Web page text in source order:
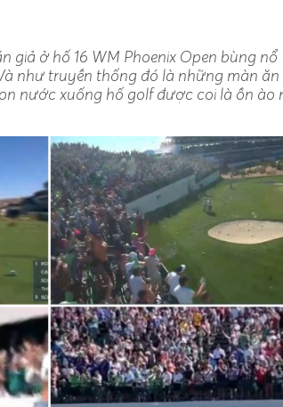
giả ở hố 16 WM Phoenix Open bùng nổ
như truyền thống đó là những màn
nước xuống hố golf được coi là ồn ào